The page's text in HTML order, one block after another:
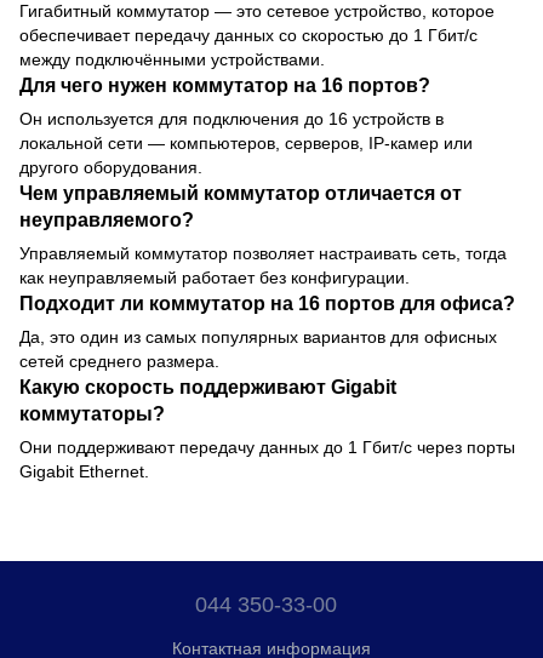
Гигабитный коммутатор — это сетевое устройство, которое
обеспечивает передачу данных со скоростью до 1 Гбит/с
между подключёнными устройствами.
Для чего нужен коммутатор на 16 портов?
Он используется для подключения до 16 устройств в
локальной сети — компьютеров, серверов, IP-камер или
другого оборудования.
Чем управляемый коммутатор отличается от
неуправляемого?
Управляемый коммутатор позволяет настраивать сеть, тогда
как неуправляемый работает без конфигурации.
Подходит ли коммутатор на 16 портов для офиса?
Да, это один из самых популярных вариантов для офисных
сетей среднего размера.
Какую скорость поддерживают Gigabit
коммутаторы?
Они поддерживают передачу данных до 1 Гбит/с через порты
Gigabit Ethernet.
044 350-33-00
Контактная информация